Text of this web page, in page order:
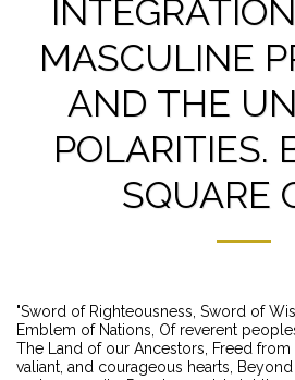
MASCULINE
AND THE
POLARITIES.
SQUARE
"Sword of Righteousness, Sword of
Emblem of Nations, Of reverent
The Land of our Ancestors, Freed
valiant, and courageous hearts,